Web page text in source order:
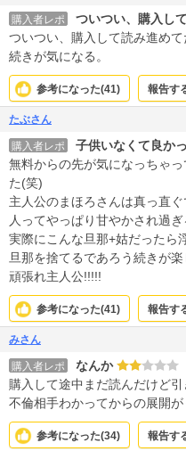
購入者レポ
ついつい、購入し
ついつい、購入して読み進め
続きが気になる。
参考になった(41) 報告す
たぶさん
購入者レポ
子供いなくて良か
無料からの先が気になっちゃ
た(笑)
主人公のまほろさんは真っ直
人ってやっぱり甘やかされ過
実際にこんな旦那+姑だったら
旦那を捨てるであろう続きが楽
頑張れ主人公!!!!!
参考になった(41) 報告す
みさん
購入者レポ
なんか
購入して途中まだ読んだけど
不倫相手わかってからの展開が
参考になった(34) 報告す